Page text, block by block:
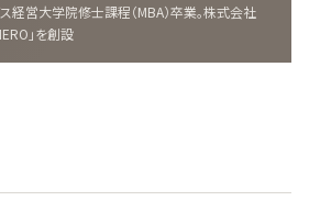
経営大学院修士課程（MBA）卒業。株式会社
」を創設